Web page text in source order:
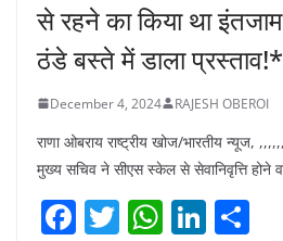
से रहने का किया था
ठंडे बस्ते में डाला प्रस्ताव!*
December 4, 2024 RAJESH OBEROI
राणा ओबराय राष्ट्रीय खोज/भारतीय न्यूज,
मुख्य सचिव ने सीएस स्केल से सेवानिवृत्ति होने
F T W Li